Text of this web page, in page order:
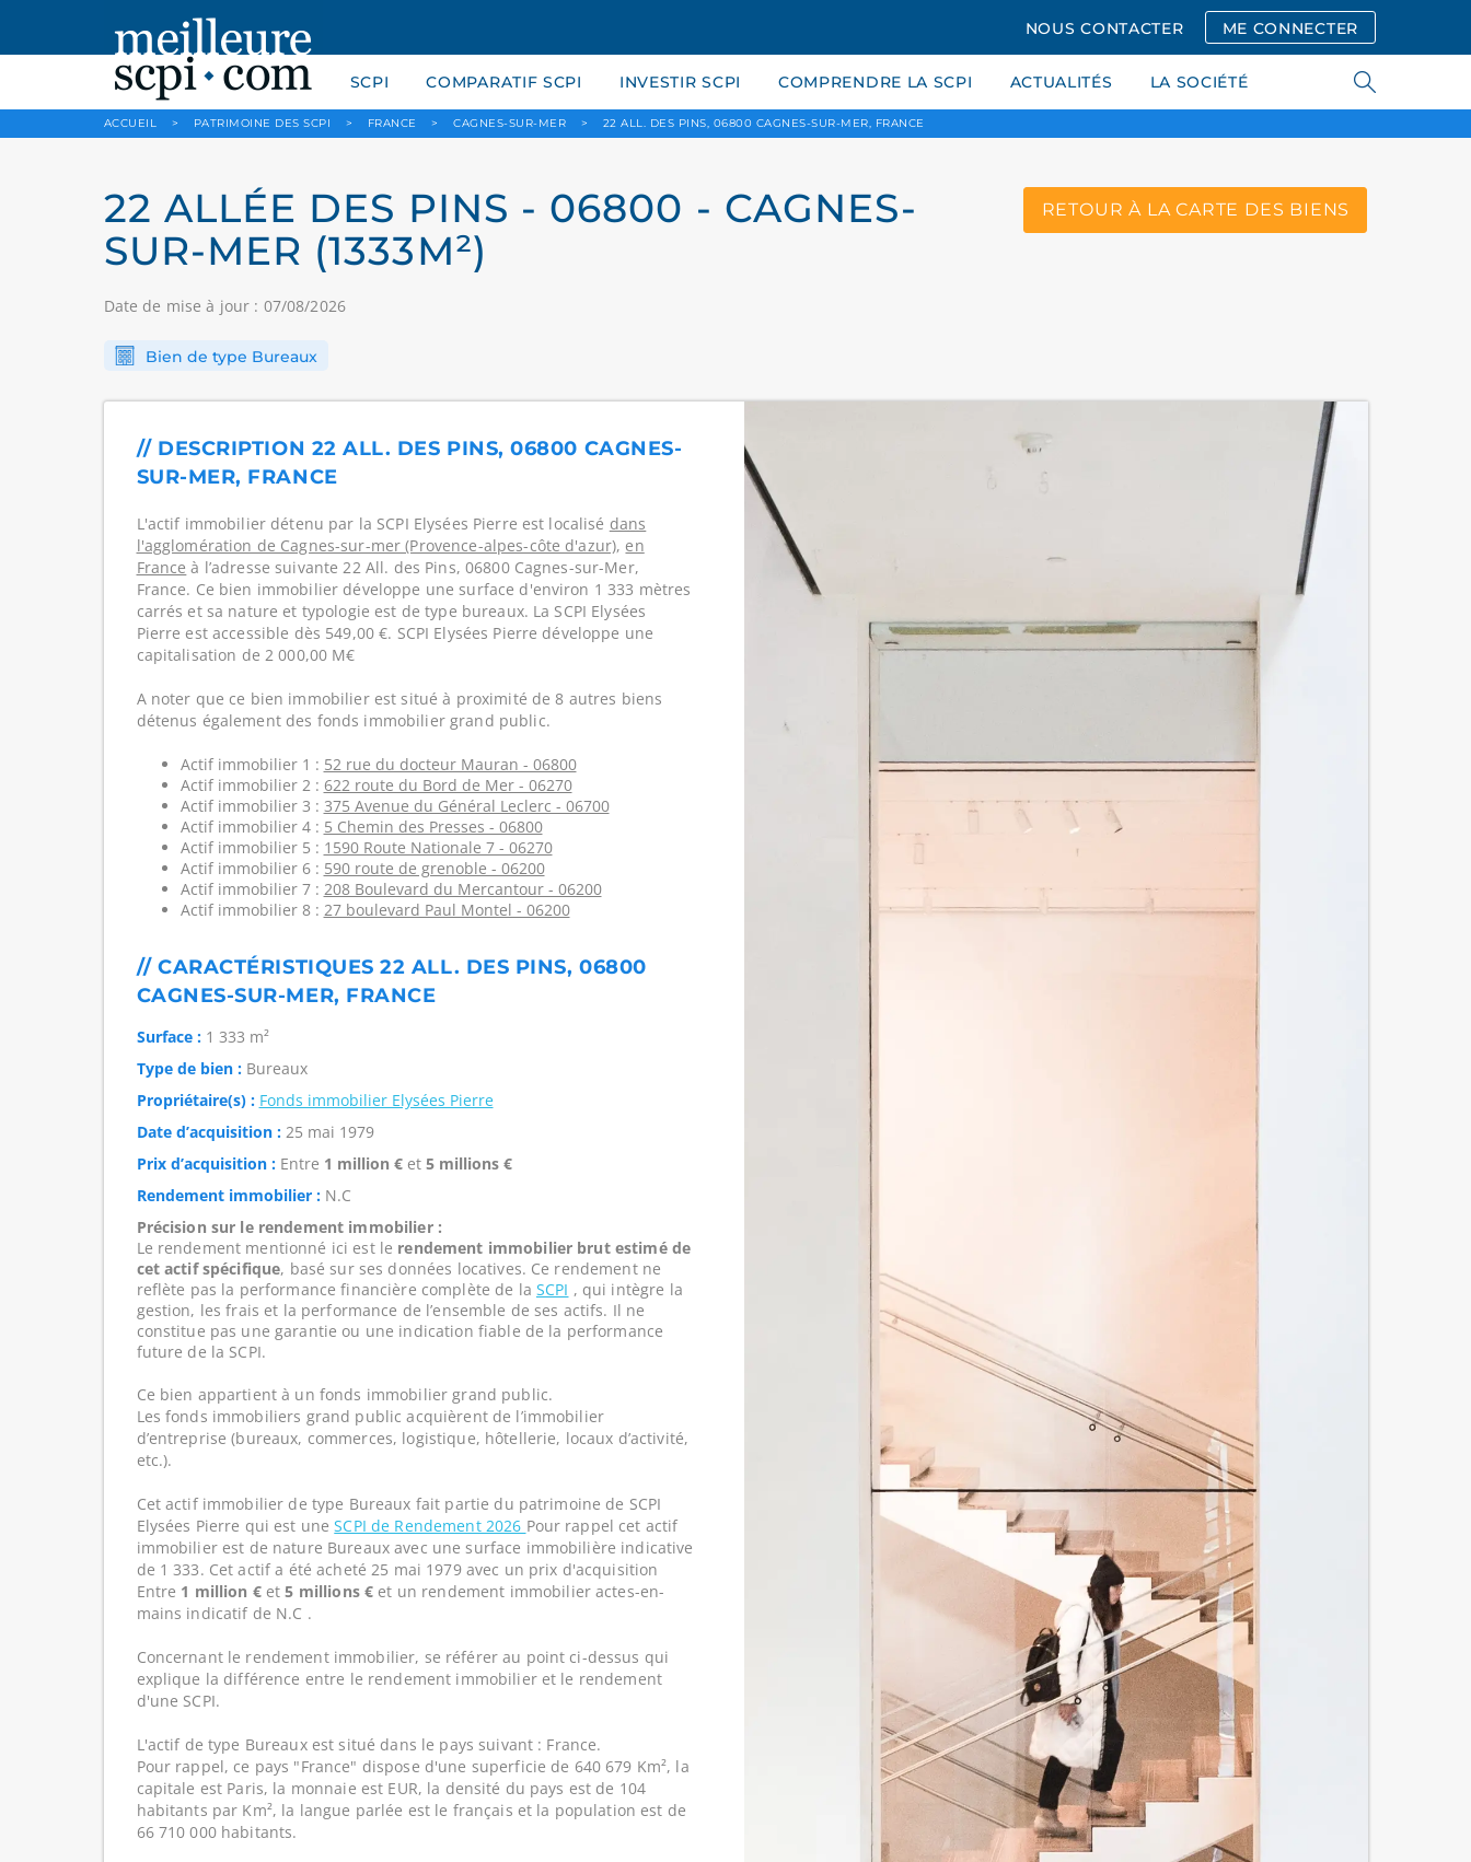
NOUS CONTACTER ME CONNECTER
SCPI COMPARATIF SCPI INVESTIR SCPI COMPRENDRE LA SCPI ACTUALITÉS LA SOCIÉTÉ
ACCUEIL > PATRIMOINE DES SCPI > FRANCE > CAGNES-SUR-MER > 22 ALL. DES PINS, 06800 CAGNES-SUR-MER, FRANCE
22 ALLÉE DES PINS - 06800 - CAGNES-
SUR-MER (1333M²)
Date de mise à jour : 07/08/2026
RETOUR À LA CARTE DES BIENS
Bien de type Bureaux
// DESCRIPTION 22 ALL. DES PINS, 06800 CAGNES-
SUR-MER, FRANCE
L'actif immobilier détenu par la SCPI Elysées Pierre est localisé dans
l'agglomération de Cagnes-sur-mer (Provence-alpes-côte d'azur), en
France à l’adresse suivante 22 All. des Pins, 06800 Cagnes-sur-Mer,
France. Ce bien immobilier développe une surface d'environ 1 333 mètres
carrés et sa nature et typologie est de type bureaux. La SCPI Elysées
Pierre est accessible dès 549,00 €. SCPI Elysées Pierre développe une
capitalisation de 2 000,00 M€
A noter que ce bien immobilier est situé à proximité de 8 autres biens
détenus également des fonds immobilier grand public.
Actif immobilier 1 : 52 rue du docteur Mauran - 06800
Actif immobilier 2 : 622 route du Bord de Mer - 06270
Actif immobilier 3 : 375 Avenue du Général Leclerc - 06700
Actif immobilier 4 : 5 Chemin des Presses - 06800
Actif immobilier 5 : 1590 Route Nationale 7 - 06270
Actif immobilier 6 : 590 route de grenoble - 06200
Actif immobilier 7 : 208 Boulevard du Mercantour - 06200
Actif immobilier 8 : 27 boulevard Paul Montel - 06200
// CARACTÉRISTIQUES 22 ALL. DES PINS, 06800
CAGNES-SUR-MER, FRANCE
Surface :1 333 m²
Type de bien :Bureaux
Propriétaire(s) : Fonds immobilier Elysées Pierre
Date d’acquisition :25 mai 1979
Prix d’acquisition :Entre 1 million €et 5 millions €
Rendement immobilier :N.C
Précision sur le rendement immobilier :
Le rendement mentionné ici est le rendement immobilier brut estimé de
cet actif spécifique, basé sur ses données locatives. Ce rendement ne
reflète pas la performance financière complète de la SCPI , qui intègre la
gestion, les frais et la performance de l’ensemble de ses actifs. Il ne
constitue pas une garantie ou une indication fiable de la performance
future de la SCPI.
Ce bien appartient à un fonds immobilier grand public.
Les fonds immobiliers grand public acquièrent de l’immobilier
d’entreprise (bureaux, commerces, logistique, hôtellerie, locaux d’activité,
etc.).
Cet actif immobilier de type Bureaux fait partie du patrimoine de SCPI
Elysées Pierre qui est uneSCPI de Rendement 2026 Pour rappel cet actif
immobilier est de nature Bureaux avec une surface immobilière indicative
de 1 333. Cet actif a été acheté 25 mai 1979 avec un prix d'acquisition
Entre 1 million €et5 millions € et un rendement immobilier actes-en-
mains indicatif de N.C .
Concernant le rendement immobilier, se référer au point ci-dessus qui
explique la différence entre le rendement immobilier et le rendement
d'une SCPI.
L'actif de type Bureaux est situé dans le pays suivant : France.
Pour rappel, ce pays "France" dispose d'une superficie de 640 679 Km², la
capitale est Paris, la monnaie est EUR, la densité du pays est de 104
habitants par Km², la langue parlée est le français et la population est de
66 710 000 habitants.